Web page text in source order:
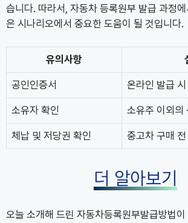
습니다. 따라서, 자동차 등록원부 발급 과정
은 시나리오에서 중요한 도움이 될 것입니다.
유의사항
공인인증서 온라인 발급 시
소유자 확인 소유주 이외의
체납 및 저당권 확인 중고차 구매
더 알아보기
오늘 소개해 드린 자동차등록원부발급방법